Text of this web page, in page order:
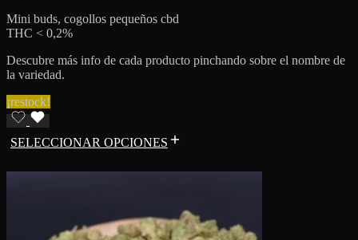
Mini buds, cogollos pequeños cbd
THC < 0,2%
Descubre más info de cada producto pinchando sobre el nombre de
la variedad.
¡restock!
SELECCIONAR OPCIONES